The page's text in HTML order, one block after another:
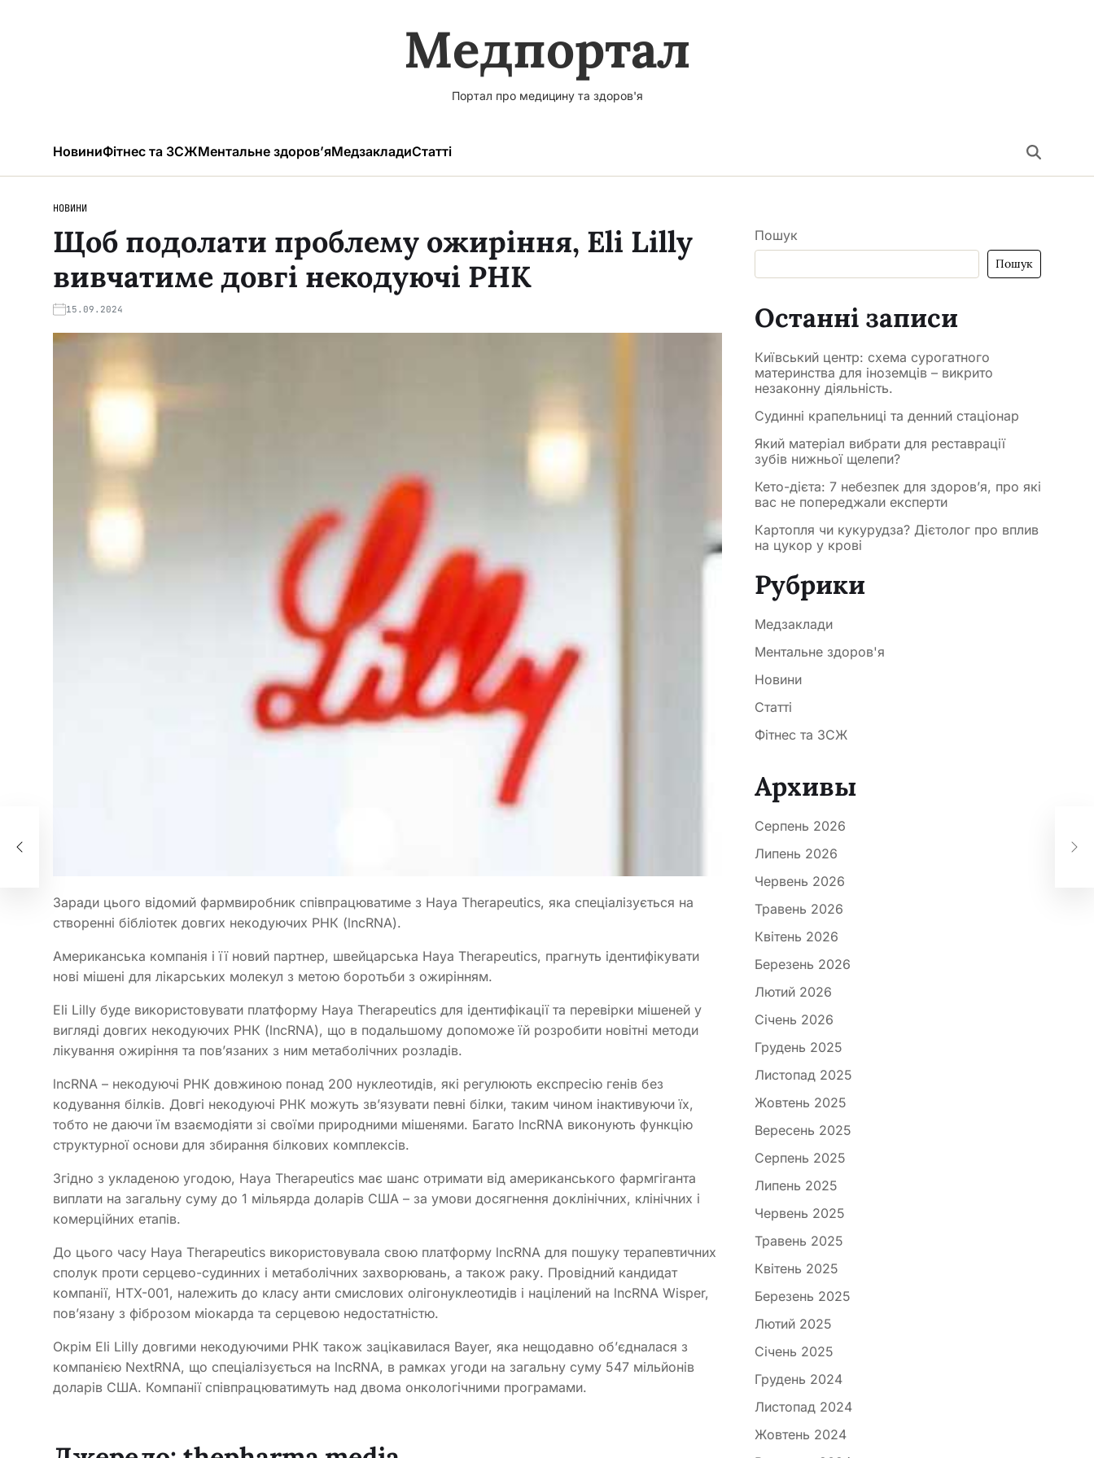
Медпортал
Портал про медицину та здоров'я
НовиниФітнес та ЗСЖМентальне здоров’яМедзакладиСтатті
НОВИНИ
Щоб подолати проблему ожиріння, Eli Lilly
вивчатиме довгі некодуючі РНК
15.09.2024
Заради цього відомий фармвиробник співпрацюватиме з Haya Therapeutics, яка спеціалізується на
створенні бібліотек довгих некодуючих РНК (lncRNA).
Американська компанія і її новий партнер, швейцарська Haya Therapeutics, прагнуть ідентифікувати
нові мішені для лікарських молекул з метою боротьби з ожирінням.
Eli Lilly буде використовувати платформу Haya Therapeutics для ідентифікації та перевірки мішеней у
вигляді довгих некодуючих РНК (lncRNA), що в подальшому допоможе їй розробити новітні методи
лікування ожиріння та пов’язаних з ним метаболічних розладів.
lncRNA – некодуючі РНК довжиною понад 200 нуклеотидів, які регулюють експресію генів без
кодування білків. Довгі некодуючі РНК можуть звʼязувати певні білки, таким чином інактивуючи їх,
тобто не даючи їм взаємодіяти зі своїми природними мішенями. Багато lncRNA виконують функцію
структурної основи для збирання білкових комплексів.
Згідно з укладеною угодою, Haya Therapeutics має шанс отримати від американського фармгіганта
виплати на загальну суму до 1 мільярда доларів США – за умови досягнення доклінічних, клінічних і
комерційних етапів.
До цього часу Haya Therapeutics використовувала свою платформу lncRNA для пошуку терапевтичних
сполук проти серцево-судинних і метаболічних захворювань, а також раку. Провідний кандидат
компанії, HTX-001, належить до класу анти смислових олігонуклеотидів і націлений на lncRNA Wisper,
пов’язану з фіброзом міокарда та серцевою недостатністю.
Окрім Eli Lilly довгими некодуючими РНК також зацікавилася Bayer, яка нещодавно об’єдналася з
компанією NextRNA, що спеціалізується на lncRNA, в рамках угоди на загальну суму 547 мільйонів
доларів США. Компанії співпрацюватимуть над двома онкологічними програмами.
Пошук
Пошук
Останні записи
Київський центр: схема сурогатного
материнства для іноземців – викрито
незаконну діяльність.
Судинні крапельниці та денний стаціонар
Який матеріал вибрати для реставрації
зубів нижньої щелепи?
Кето-дієта: 7 небезпек для здоров’я, про які
вас не попереджали експерти
Картопля чи кукурудза? Дієтолог про вплив
на цукор у крові
Рубрики
Медзаклади
Ментальне здоров'я
Новини
Статті
Фітнес та ЗСЖ
Архивы
Серпень 2026
Липень 2026
Червень 2026
Травень 2026
Квітень 2026
Березень 2026
Лютий 2026
Січень 2026
Грудень 2025
Листопад 2025
Жовтень 2025
Вересень 2025
Серпень 2025
Липень 2025
Червень 2025
Травень 2025
Квітень 2025
Березень 2025
Лютий 2025
Січень 2025
Грудень 2024
Листопад 2024
Жовтень 2024
до